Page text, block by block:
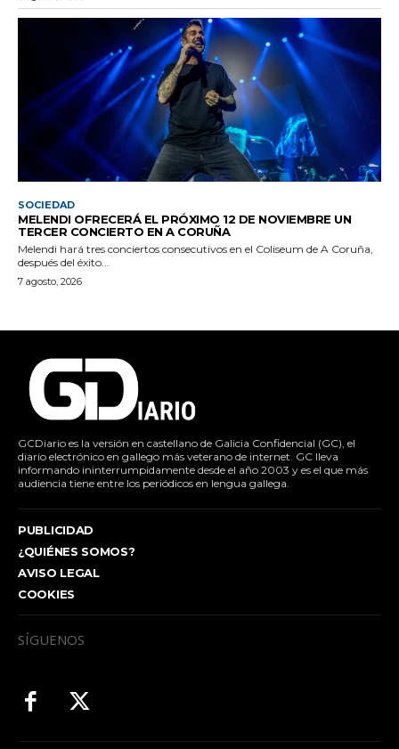
SOCIEDAD
MELENDI OFRECERÁ EL PRÓXIMO 12 DE NOVIEMBRE UN
TERCER CONCIERTO EN A CORUÑA
Melendi hará tres conciertos consecutivos en el Coliseum de A Coruña,
después del éxito...
7 agosto, 2026
GCDiario es la versión en castellano de Galicia Confidencial (GC), el
diario electrónico en gallego más veterano de internet. GC lleva
informando ininterrumpidamente desde el año 2003 y es el que más
audiencia tiene entre los periódicos en lengua gallega.
PUBLICIDAD
¿QUIÉNES SOMOS?
AVISO LEGAL
COOKIES
SÍGUENOS